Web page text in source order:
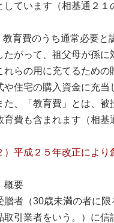
しています（相基通２１
育費のうち通常必要と
がって、祖父母が孫に
れらの用に充てるため
や住宅の購入資金に充当
、「教育費」とは、被
育費も含まれます（相基
）平成２５年改正によ
要
者（30歳未満の者に限
取引業者をいう。）に